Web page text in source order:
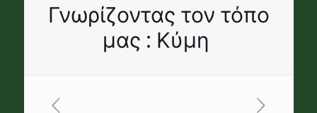
Γνωρίζοντας τον τόπο
μας : Κύμη